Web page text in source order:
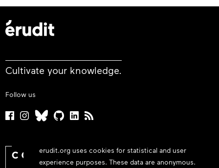
erudit.org uses cookies for statistical and user
experience purposes. These data are anonymous.
Cultivate your knowledge.
Follow us